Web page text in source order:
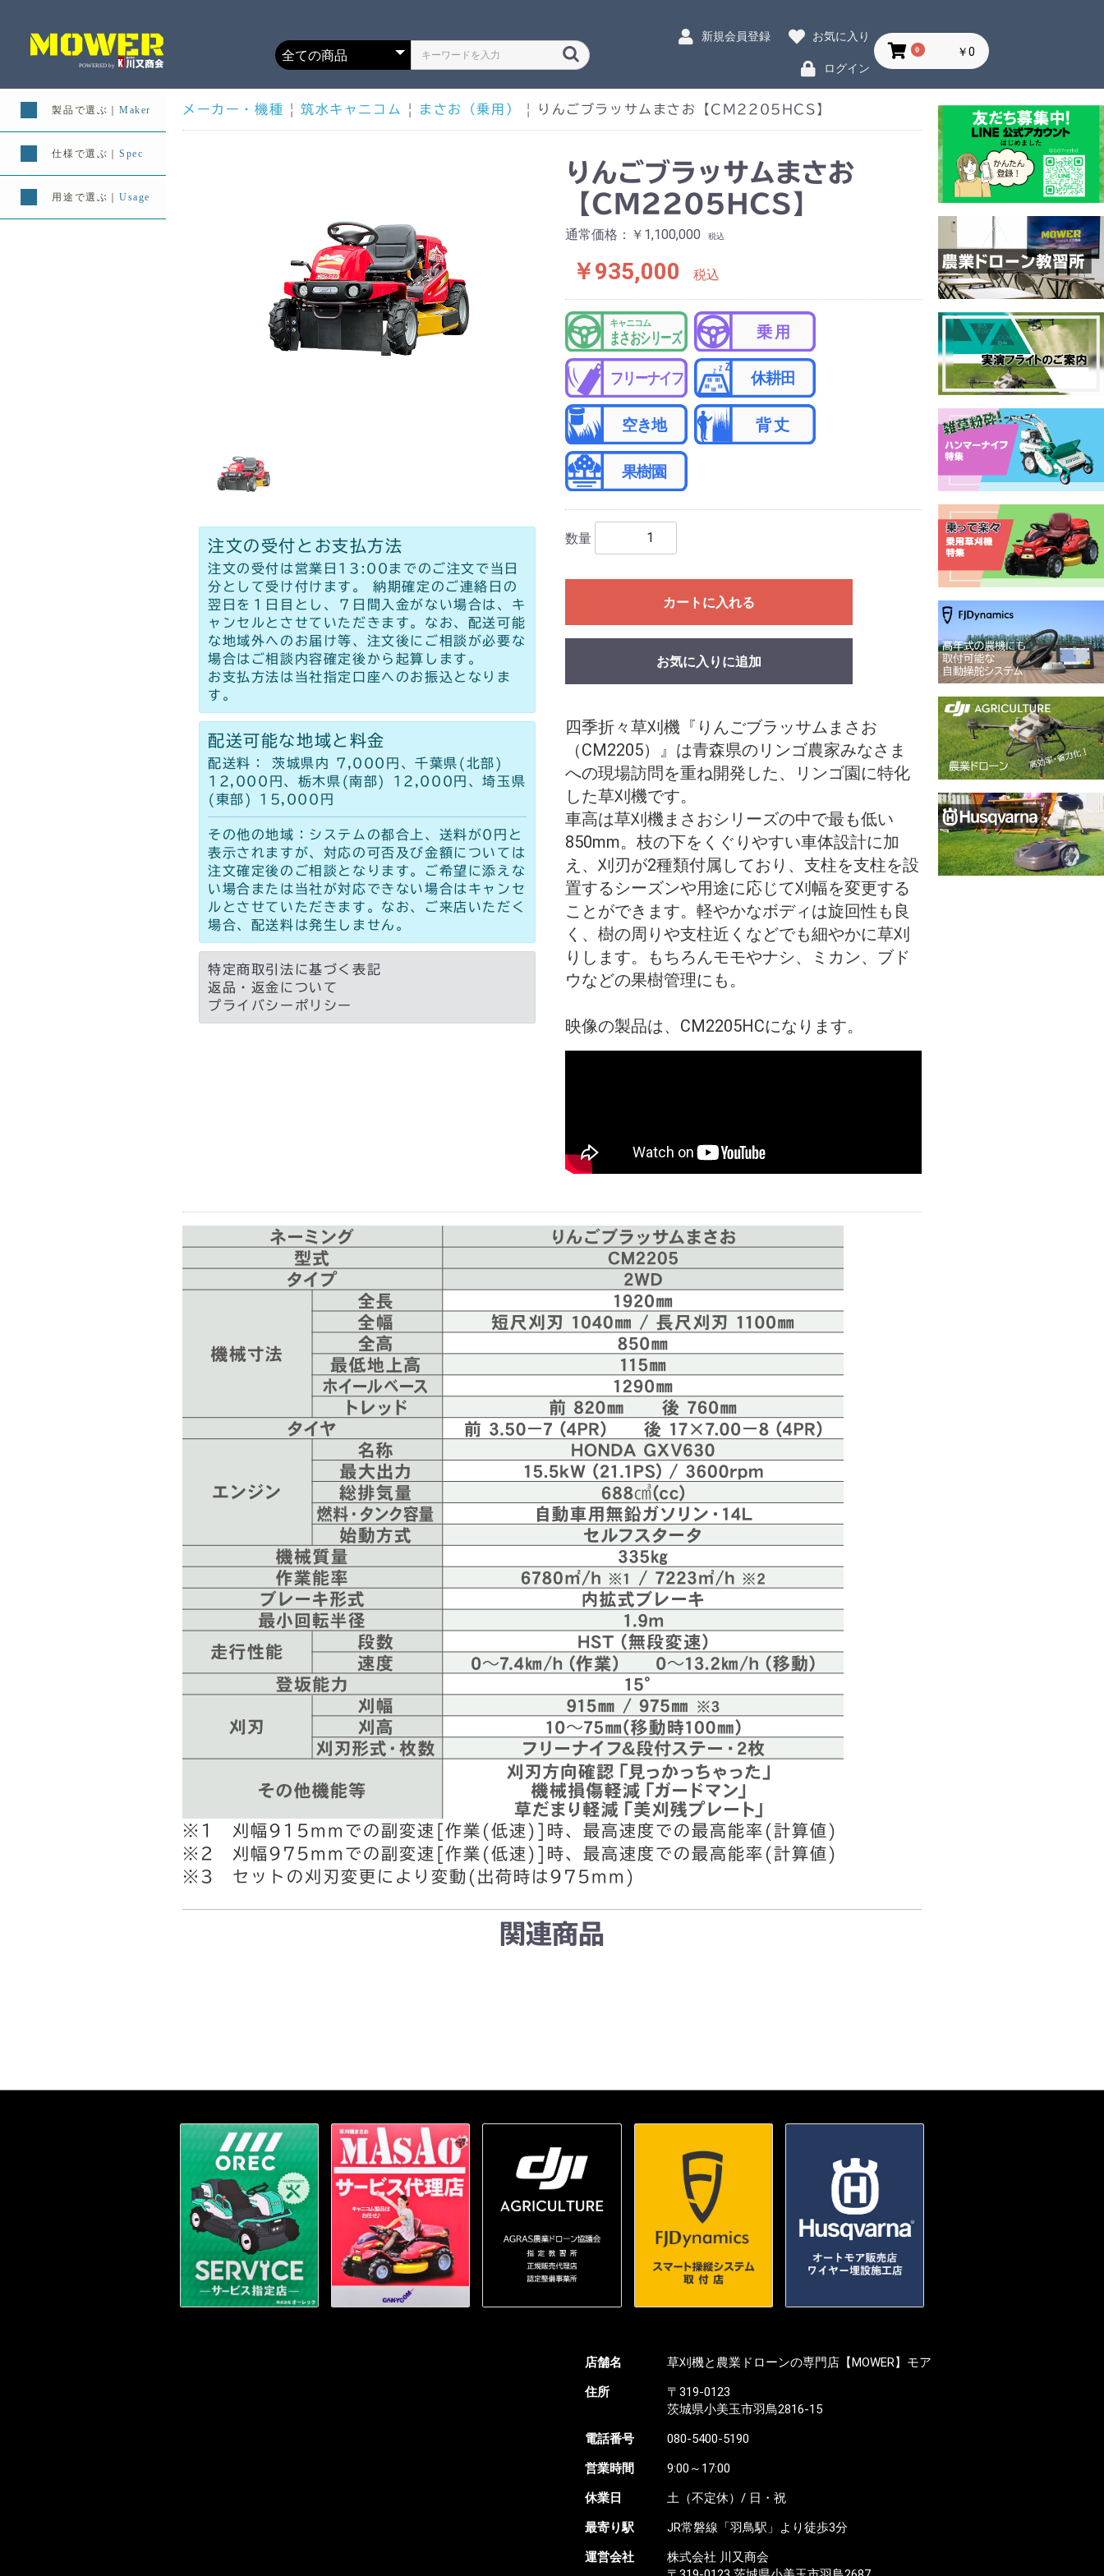
新規会員登録 お気に入り
ログイン
0 ￥0
メーカー・機種 |筑水キャニコム | まさお（乗用） | りんごブラッサムまさお【CM2205HCS】
注文の受付とお支払方法
注文の受付は営業日13:00までのご注文で当日
分として受け付けます。 納期確定のご連絡日の
翌日を１日目とし、７日間入金がない場合は、キ
ャンセルとさせていただきます。なお、配送可能
な地域外へのお届け等、注文後にご相談が必要な
場合はご相談内容確定後から起算します。
お支払方法は当社指定口座へのお振込となりま
す。
配送可能な地域と料金
配送料： 茨城県内 7,000円、千葉県(北部)
12,000円、栃木県(南部) 12,000円、埼玉県
(東部) 15,000円
その他の地域：システムの都合上、送料が0円と
表示されますが、対応の可否及び金額については
注文確定後のご相談となります。ご希望に添えな
い場合または当社が対応できない場合はキャンセ
ルとさせていただきます。なお、ご来店いただく
場合、配送料は発生しません。
特定商取引法に基づく表記
返品・返金について
プライバシーポリシー
りんごブラッサムまさお
【CM2205HCS】
通常価格：￥1,100,000 税込
￥935,000 税込
数量
カートに入れる
お気に入りに追加
四季折々草刈機『りんごブラッサムまさお
（CM2205）』は青森県のリンゴ農家みなさま
への現場訪問を重ね開発した、リンゴ園に特化
した草刈機です。
車高は草刈機まさおシリーズの中で最も低い
850mm。枝の下をくぐりやすい車体設計に加
え、刈刃が2種類付属しており、支柱を支柱を設
置するシーズンや用途に応じて刈幅を変更する
ことができます。軽やかなボディは旋回性も良
く、樹の周りや支柱近くなどでも細やかに草刈
りします。もちろんモモやナシ、ミカン、ブド
ウなどの果樹管理にも。
映像の製品は、CM2205HCになります。
※1 刈幅915mmでの副変速[作業(低速)]時、最高速度での最高能率(計算値)
※2 刈幅975mmでの副変速[作業(低速)]時、最高速度での最高能率(計算値)
※3 セットの刈刃変更により変動(出荷時は975mm)
関連商品
店舗名
草刈機と農業ドローンの専門店【MOWER】モア
住所
〒319-0123
茨城県小美玉市羽鳥2816-15
電話番号
080-5400-5190
営業時間
9:00～17:00
休業日
土（不定休）/ 日・祝
最寄り駅
JR常磐線「羽鳥駅」より徒歩3分
運営会社
株式会社 川又商会